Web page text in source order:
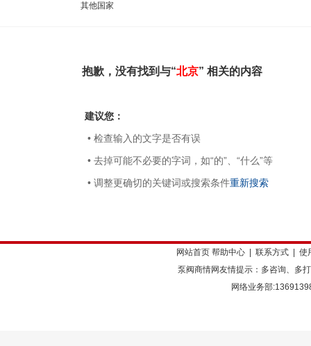
其他国家
抱歉，没有找到与“北京” 相关的内容
建议您：
• 检查输入的文字是否有误
• 去掉可能不必要的字词，如“的”、“什么”等
• 调整更确切的关键词或搜索条件重新搜索
网站首页 帮助中心 联系方式
使
泵阀商情网友情提示：多咨询、多
网络业务部